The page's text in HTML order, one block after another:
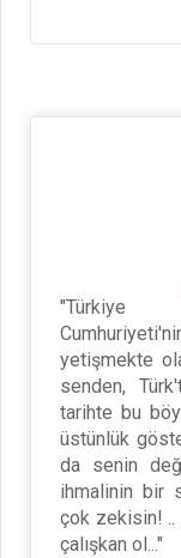
m
"Türkiye
yetişmekte
senden,
tarihte bu
üstünlük
da senin
ihmalinin bir
çok zekisin! ..
çalışkan ol..."